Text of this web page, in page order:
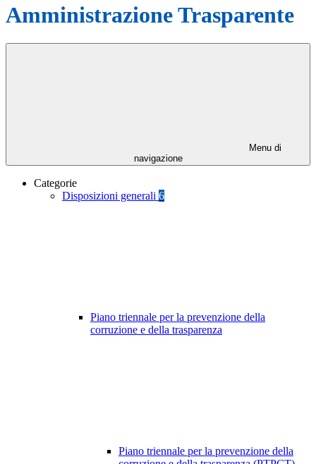
Amministrazione Trasparente
Menu di
navigazione
Categorie
Disposizioni generali 6
Piano triennale per la prevenzione della
corruzione e della trasparenza
Piano triennale per la prevenzione della